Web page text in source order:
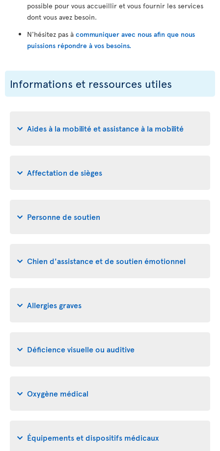
possible pour vous accueillir et vous fournir les services
dont vous avez besoin.
N'hésitez pas à communiquer avec nous afin que nous
puissions répondre à vos besoins.
Informations et ressources utiles
Aides à la mobilité et assistance à la mobilité
Affectation de sièges
Personne de soutien
Chien d'assistance et de soutien émotionnel
Allergies graves
Déficience visuelle ou auditive
Oxygène médical
Équipements et dispositifs médicaux